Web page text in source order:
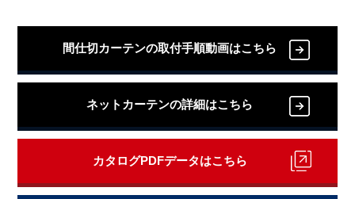
間仕切カーテンの取付手順動画はこちら
ネットカーテンの詳細はこちら
カタログPDFデータはこちら